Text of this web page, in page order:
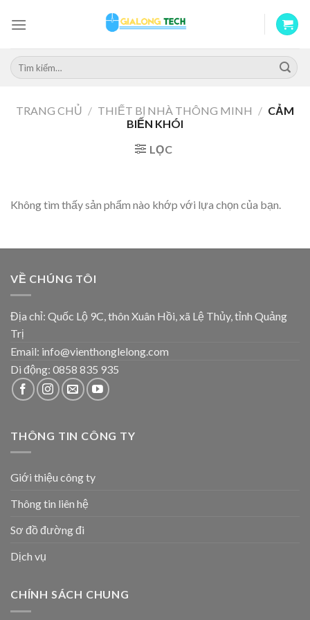
Tìm
kiếm:
TRANG CHỦ / THIẾT BỊ NHÀ THÔNG MINH / CẢM
BIẾN KHÓI
LỌC
Không tìm thấy sản phẩm nào khớp với lựa chọn của bạn.
VỀ CHÚNG TÔI
Địa chỉ: Quốc Lộ 9C, thôn Xuân Hồi, xã Lệ Thủy, tỉnh Quảng
Trị
Email: info@vienthonglelong.com
Di động: 0858 835 935
THÔNG TIN CÔNG TY
Giới thiệu công ty
Thông tin liên hệ
Sơ đồ đường đi
Dịch vụ
CHÍNH SÁCH CHUNG